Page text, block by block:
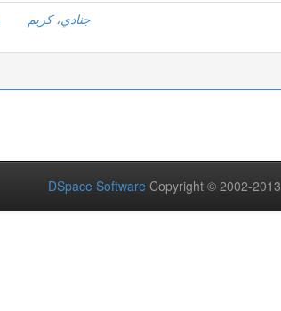
جنادي، كريم
DSpace Software Copyright © 2002-2013